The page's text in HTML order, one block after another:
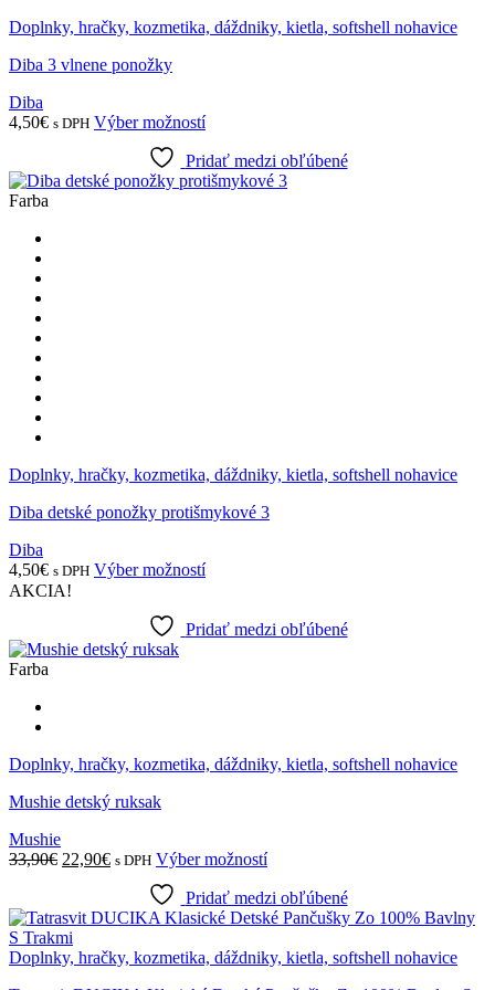
Doplnky, hračky, kozmetika, dáždniky, kietla, softshell nohavice
Diba 3 vlnene ponožky
Diba
4,50€ s DPH Výber možnostíTento
má
viacero
Pridať medzi obľúbené
Farba
Doplnky, hračky, kozmetika, dáždniky, kietla, softshell nohavice
Diba detské ponožky protišmykové 3
Diba
4,50€ s DPH Výber možnostíTento
viacero
stránke
AKCIA!
Pridať medzi obľúbené
Farba
Doplnky, hračky, kozmetika, dáždniky, kietla, softshell nohavice
Mushie detský ruksak
Mushie
33,90€ Pôvodná
33,90€.
22,90€Aktuálna
22,90€.
s DPH Výber možnostíTento
má
viacero
Možnosti
Pridať medzi obľúbené
Doplnky, hračky, kozmetika, dáždniky, kietla, softshell nohavice